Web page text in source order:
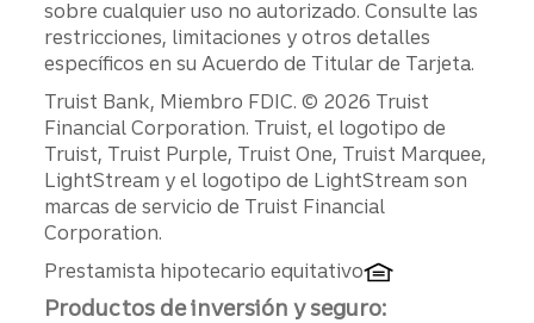
sobre cualquier uso no autorizado. Consulte las
restricciones, limitaciones y otros detalles
específicos en su Acuerdo de Titular de Tarjeta.
Divulgaciones
Truist Bank, Miembro FDIC. © 2026 Truist
Financial Corporation. Truist, el logotipo de
Truist, Truist Purple, Truist One, Truist Marquee,
LightStream y el logotipo de LightStream son
marcas de servicio de Truist Financial
Corporation.
Prestamista hipotecario equitativo
Productos de inversión y seguro: